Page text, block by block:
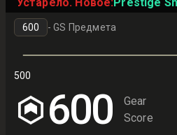
-GS Предмета
500
600
Gear
Score